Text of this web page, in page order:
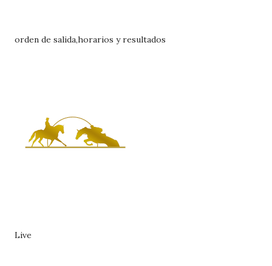
orden de salida,horarios y resultados
Live